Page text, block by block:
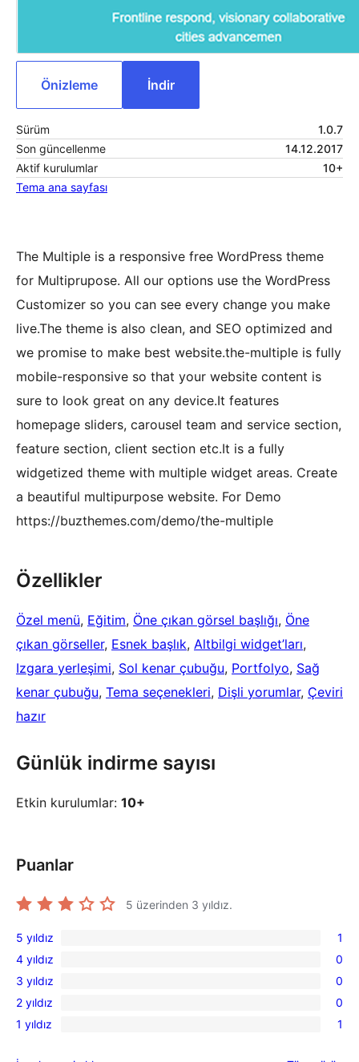
Önizleme İndir
Sürüm
1.0.7
Son güncellenme
14.12.2017
Aktif kurulumlar
10+
Tema ana sayfası
The Multiple is a responsive free WordPress theme
for Multiprupose. All our options use the WordPress
Customizer so you can see every change you make
live.The theme is also clean, and SEO optimized and
we promise to make best website.the-multiple is fully
mobile-responsive so that your website content is
sure to look great on any device.It features
homepage sliders, carousel team and service section,
feature section, client section etc.It is a fully
widgetized theme with multiple widget areas. Create
a beautiful multipurpose website. For Demo
https://buzthemes.com/demo/the-multiple
Özellikler
Özel menü, Eğitim, Öne çıkan görsel başlığı, Öne
çıkan görseller, Esnek başlık, Altbilgi widget’ları
Izgara yerleşimi, Sol kenar çubuğu, Portfolyo, Sağ
kenar çubuğu, Tema seçenekleri, Dişli yorumlar, Çeviri
hazır
Günlük indirme sayısı
Etkin kurulumlar: 10+
Puanlar
5 üzerinden 3 yıldız.
1
5
yıldızlı
inceleme
5 yıldız 1
0
4
yıldızlı
inceleme
4 yıldız 0
0
3
yıldızlı
3 yıldız 0
0
2
2 yıldız 0
1
1 yıldız 1